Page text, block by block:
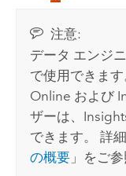
注意:
データ エンジ
で使用できま
Online および
ザーは、
できます。 詳
の概要 」をご